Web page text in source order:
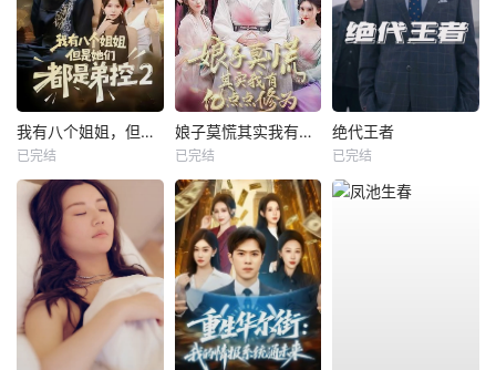
我有八个姐姐，但是他们都是弟控2
已完结
娘子莫慌其实我有亿点点修为
已完结
绝代王者
已完结